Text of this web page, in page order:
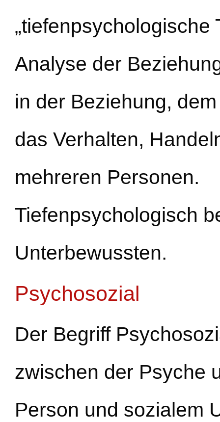
„tiefenpsychologische
Analyse der
in der Beziehung,
das Verhalten,
mehreren Personen.
Tiefenpsychologisch
Unterbewussten.
Psychosozial
Der Begriff
zwischen der Psyche
Person und sozialem